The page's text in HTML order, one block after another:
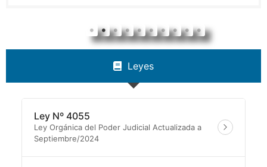
Leyes
Ley Nº 4055
Ley Orgánica del Poder Judicial Actualizada a
Septiembre/2024